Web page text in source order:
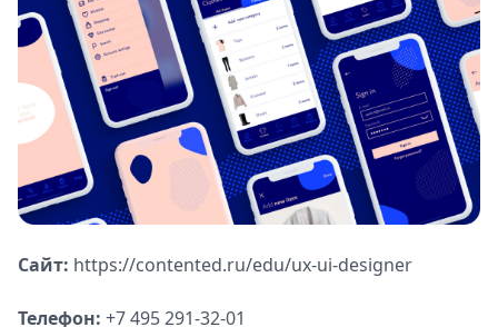
Сайт: https://contented.ru/edu/ux-ui-designer
Телефон: +7 495 291-32-01